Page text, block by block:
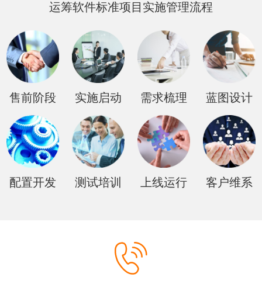
运筹软件标准项目实施管理流程
售前阶段 实施启动 需求梳理 蓝图设计
配置开发 测试培训 上线运行 客户维系